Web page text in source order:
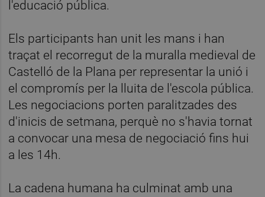
l'educació pública.
Els participants han unit les mans i han
traçat el recorregut de la muralla medieval de
Castelló de la Plana per representar la unió i
el compromís per la lluita de l'escola pública.
Les negociacions porten paralitzades des
d'inicis de setmana, perquè no s'havia tornat
a convocar una mesa de negociació fins hui
a les 14h.
La cadena humana ha culminat amb una